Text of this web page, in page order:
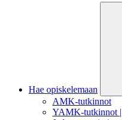
Hae opiskelemaan
AMK-tutkinnot
YAMK-tutkinnot |